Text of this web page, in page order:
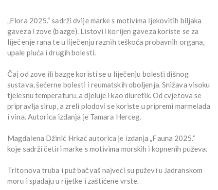
„Flora 2025.“ sadrži dvije marke s motivima ljekovitih biljaka
gaveza i zove (bazge). Listovi i korijen gaveza koriste se za
liječenje rana te u liječenju raznih teškoća probavnih organa,
upale pluća i drugih bolesti.
Čaj od zove ili bazge koristi se u liječenju bolesti dišnog
sustava, šećerne bolesti i reumatskih oboljenja. Snižava visoku
tjelesnu temperaturu, a djeluje i kao diuretik. Od cvjetova se
pripravlja sirup, a zreli plodovi se koriste u pripremi marmelada
i vina. Autorica izdanja je Tamara Herceg.
Magdalena Džinić Hrkać autorica je izdanja „Fauna 2025.“
koje sadrži četiri marke s motivima morskih i kopnenih puževa.
Tritonova truba i puž bačvaš najveći su puževi u Jadranskom
moru i spadaju u rijetke i zaštićene vrste.